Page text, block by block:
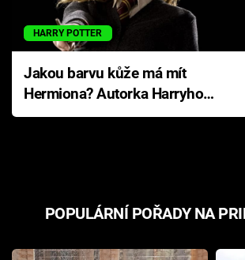
HARRY POTTER
Jakou barvu kůže má mít
Hermiona? Autorka Harryho
Pottera přišla s ráznou
POPULÁRNÍ POŘADY NA